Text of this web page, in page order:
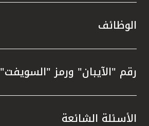
الوظائف
رقم "الآيبان" ورمز "السويفت"
الأسئلة الشائعة